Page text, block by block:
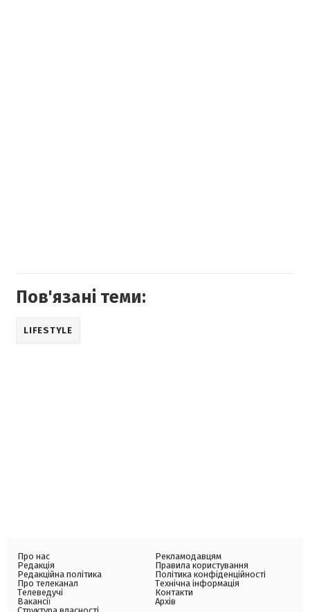
Пов'язані теми:
LIFESTYLE
Про нас
Редакція
Редакційна політика
Про телеканал
Телеведучі
Вакансії
Рекламодавцям
Правила користування
Політика конфіденційності
Технічна інформація
Контакти
Архів